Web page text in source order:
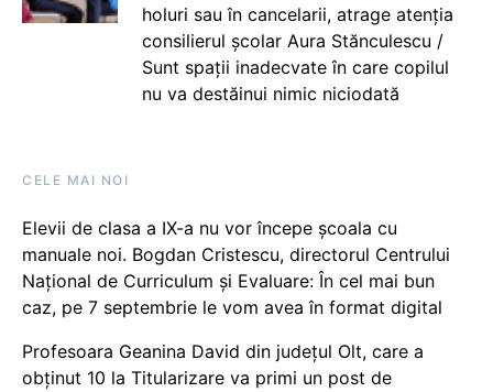
holuri sau în cancelarii, atrage atenția
consilierul școlar Aura Stănculescu /
Sunt spații inadecvate în care copilul
nu va destăinui nimic niciodată
CELE MAI NOI
Elevii de clasa a IX-a nu vor începe școala cu
manuale noi. Bogdan Cristescu, directorul Centrului
Național de Curriculum și Evaluare: În cel mai bun
caz, pe 7 septembrie le vom avea în format digital
Profesoara Geanina David din județul Olt, care a
obținut 10 la Titularizare va primi un post de